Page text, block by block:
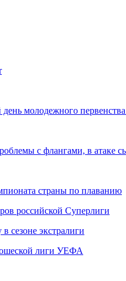
молодежного
с флангами, в атаке
страны по плаванию
российской Суперлиги
сезоне экстралиги
лиги УЕФА